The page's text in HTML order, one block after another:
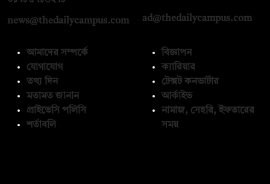
news@thedailycampus.com ad@thedailycampus.com
আমাদের সম্পর্কে
যোগাযোগ
তথ্য দিন
মতামত জানান
প্রাইভেসি পলিসি
শর্তাবলি
বিজ্ঞাপন
ক্যারিয়ার
টেক্সট কনভার্টার
আর্কাইভ
নামাজ, সেহরি, ইফতারের
সময়